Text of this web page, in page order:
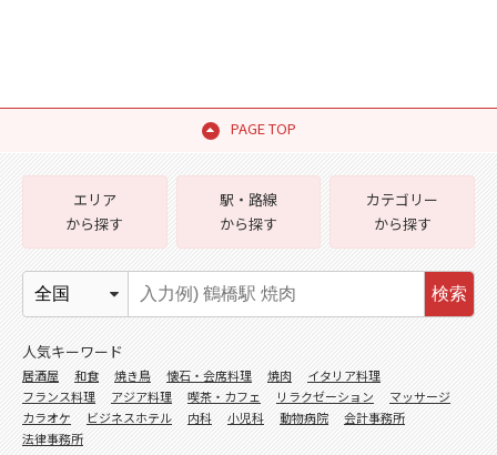
PAGE TOP
エリア
から探す
駅・路線
から探す
カテゴリー
から探す
検索
人気キーワード
居酒屋 和食 焼き鳥 懐石・会席料理 焼肉
イタリア料理
フランス料理
アジア料理 喫茶・カフェ リラクゼーション
マッサージ
カラオケ
ビジネスホテル 内科 小児科 動物病院
会計事務所
法律事務所